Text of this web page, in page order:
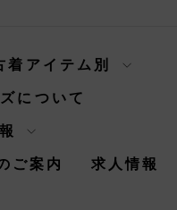
着アイテム別
について
ご案内 求人情報